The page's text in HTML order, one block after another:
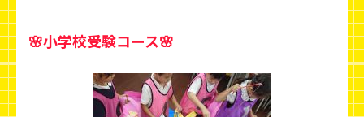
🌸小学校受験コース🌸